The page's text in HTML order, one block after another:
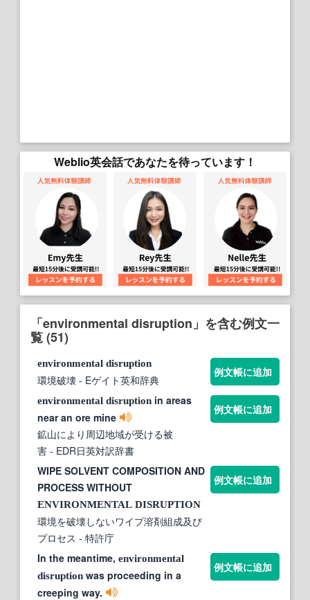
Weblio英会話であなたを待っています！
「environmental disruption」を含む例文一
覧 (51)
environmental disruption
環境破壊 - Eゲイト英和辞典
例文帳に追加
environmental disruption in areas
near an ore mine
鉱山により周辺地域が受ける被
害 - EDR日英対訳辞書
例文帳に追加
WIPE SOLVENT COMPOSITION AND
PROCESS WITHOUT
ENVIRONMENTAL DISRUPTION
環境を破壊しないワイプ溶剤組成及び
プロセス - 特許庁
例文帳に追加
In the meantime, environmental
disruption was proceeding in a
creeping way.
例文帳に追加